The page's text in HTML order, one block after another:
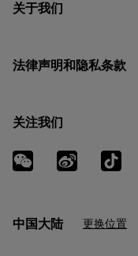
关于我们
法律声明和隐私条款
关注我们
中国大陆 更换位置